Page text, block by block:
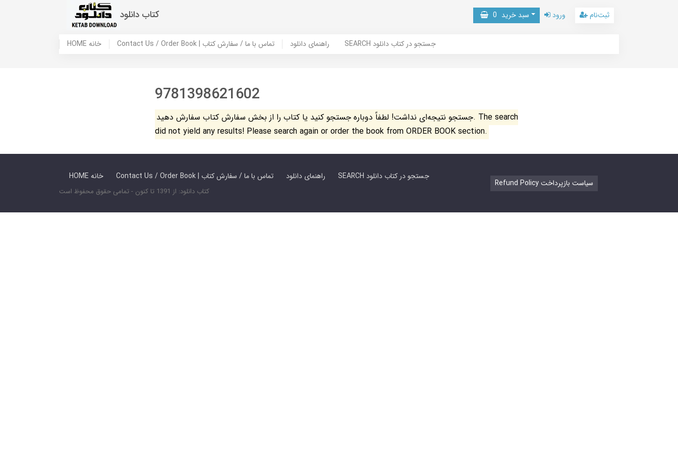
کتاب دانلود سبد خرید 0 ورود ثبت‌نام
HOME خانه Contact Us / Order Book | تماس با ما / سفارش کتاب راهنمای دانلود SEARCH جستجو در کتاب دانلود
9781398621602
جستجو نتیجه‌ای نداشت! لطفاً دوباره جستجو کنید یا کتاب را از بخش سفارش کتاب سفارش دهید. The search
did not yield any results! Please search again or order the book from ORDER BOOK section.
HOME خانه Contact Us / Order Book | تماس با ما / سفارش کتاب راهنمای دانلود SEARCH جستجو در کتاب دانلود
کتاب دانلود: از 1391 تا کنون - تمامی حقوق محفوظ است
Refund Policy سیاست بازپرداخت